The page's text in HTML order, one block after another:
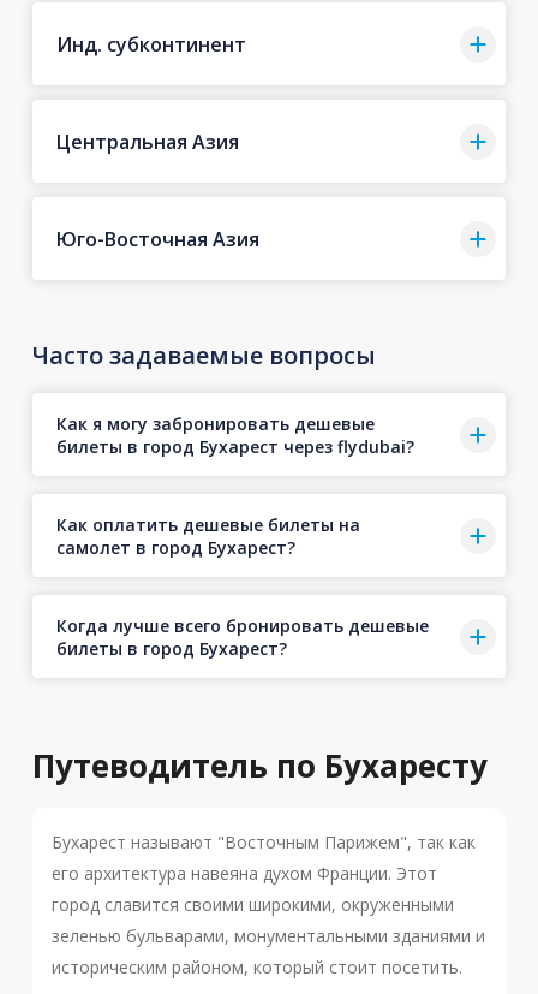
Инд. субконтинент
Центральная Азия
Юго-Восточная Азия
Часто задаваемые вопросы
Как я могу забронировать дешевые
билеты в город Бухарест через flydubai?
Как оплатить дешевые билеты на
самолет в город Бухарест?
Когда лучше всего бронировать дешевые
билеты в город Бухарест?
Путеводитель по Бухаресту
Бухарест называют "Восточным Парижем", так как
его архитектура навеяна духом Франции. Этот
город славится своими широкими, окруженными
зеленью бульварами, монументальными зданиями и
историческим районом, который стоит посетить.